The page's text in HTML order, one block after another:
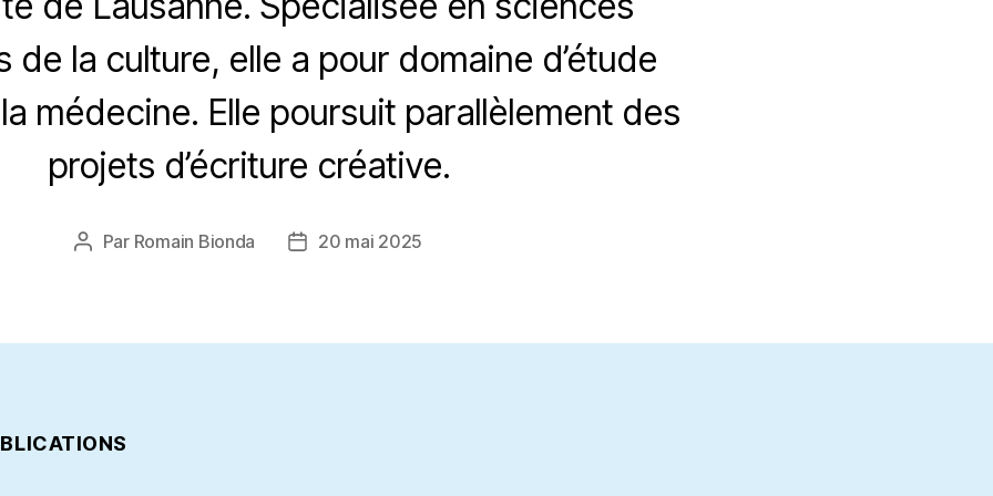
de la culture, elle a pour domaine d’étude
médecine. Elle poursuit parallèlement des
projets d’écriture créative.
Auteur
Par Romain Bionda
Date20 mai 2025